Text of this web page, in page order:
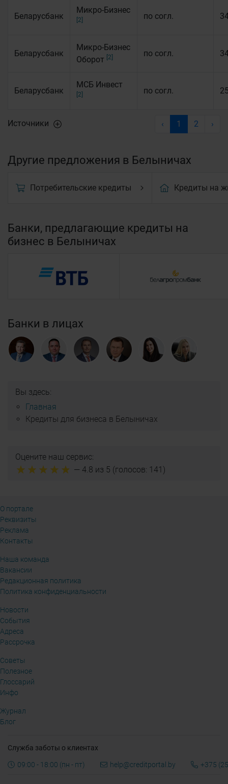
Беларусбанк
Микро-Бизнес
[2] по согл.
Беларусбанк
Микро-Бизнес
Оборот
[2] по согл.
Беларусбанк
МСБ Инвест
[2] по согл.
‹ 1 2 ›
Источники
Другие предложения в Белыничах
Потребительские кредиты Кредиты на
Банки, предлагающие кредиты на
бизнес в Белыничах
Банки в лицах
Вы здесь:
Главная
Кредиты для бизнеса в Белыничах
Оцените наш сервис:
— 4.8 из 5 (голосов: 141 )
О портале
Реквизиты
Реклама
Контакты
Наша команда
Вакансии
Редакционная политика
Политика конфиденциальности
Новости
События
Адреса
Рассрочка
Советы
Полезное
Глоссарий
Инфо
Журнал
Блог
Служба заботы о клиентах
09:00 - 18:00 (пн - пт) help@creditportal.by +375